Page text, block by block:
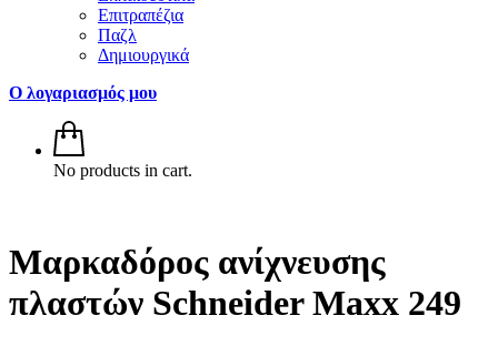
Επιτραπέζια
Παζλ
Δημιουργικά
Ο λογαριασμός μου
No products in cart.
Μαρκαδόρος ανίχνευσης
πλαστών Schneider Maxx 249